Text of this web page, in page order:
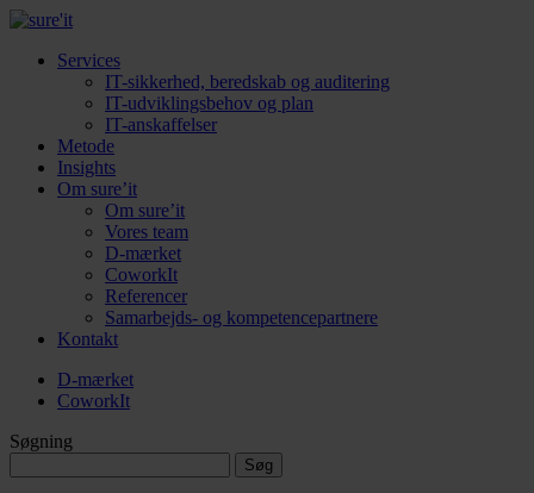
Services
IT-sikkerhed, beredskab og auditering
IT-udviklingsbehov og plan
IT-anskaffelser
Metode
Insights
Om sure’it
Om sure’it
Vores team
D-mærket
CoworkIt
Referencer
Samarbejds- og kompetencepartnere
Kontakt
D-mærket
CoworkIt
Søgning
efter: